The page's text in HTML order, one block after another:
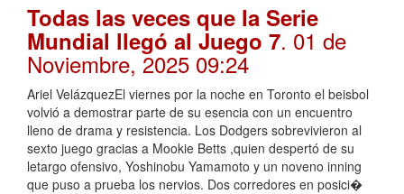
Todas las veces que la Serie
Mundial llegó al Juego 7. 01 de
Noviembre, 2025 09:24
Ariel VelázquezEl viernes por la noche en Toronto el beisbol
volvió a demostrar parte de su esencia con un encuentro
lleno de drama y resistencia. Los Dodgers sobrevivieron al
sexto juego gracias a Mookie Betts ,quien despertó de su
letargo ofensivo, Yoshinobu Yamamoto y un noveno inning
que puso a prueba los nervios. Dos corredores en posici�